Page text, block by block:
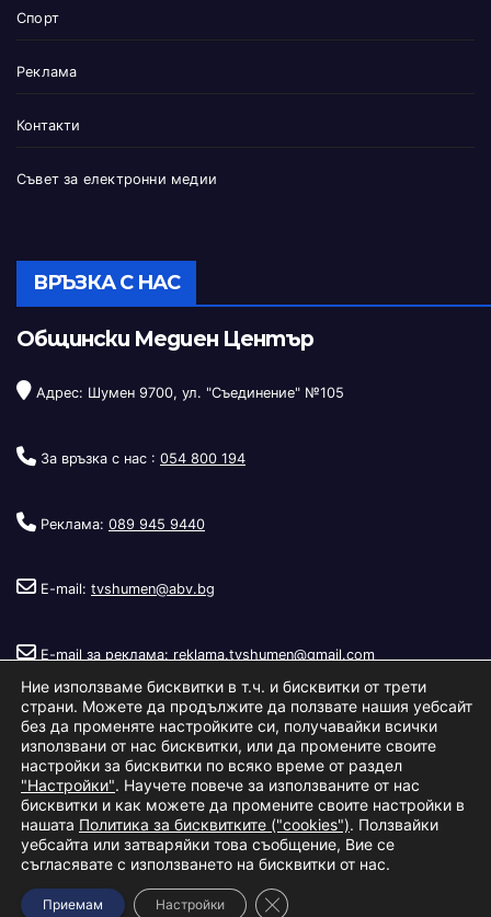
Спорт
Реклама
Контакти
Съвет за електронни медии
ВРЪЗКА С НАС
Общински Медиен Център
Адрес: Шумен 9700, ул. "Съединение" №105
За връзка с нас : 054 800 194
Реклама: 089 945 9440
E-mail: tvshumen@abv.bg
E-mail за реклама: reklama.tvshumen@gmail.com
Copyright © 2026Телевизия Шумен.|Изработка: S.I.T Solutions
Ltd.
За насРекламаУсловия за ползване
Политика за бисквитки
Ние използваме бисквитки в т.ч. и бисквитки от трети
страни. Можете да продължите да ползвате нашия уебсайт
без да променяте настройките си, получавайки всички
използвани от нас бисквитки, или да промените своите
настройки за бисквитки по всяко време от раздел
"Настройки". Научете повече за използваните от нас
бисквитки и как можете да промените своите настройки в
нашата Политика за бисквитките ("cookies"). Ползвайки
уебсайта или затваряйки това съобщение, Вие се
съгласявате с използването на бисквитки от нас.
Приемам Настройки Close GDPR Cookie Banner